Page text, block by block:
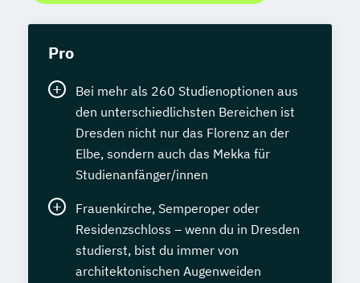
Pro
Bei mehr als 260 Studienoptionen aus
den unterschiedlichsten Bereichen ist
Dresden nicht nur das Florenz an der
Elbe, sondern auch das Mekka für
Studienanfänger/innen
Frauenkirche, Semperoper oder
Residenzschloss – wenn du in Dresden
studierst, bist du immer von
architektonischen Augenweiden